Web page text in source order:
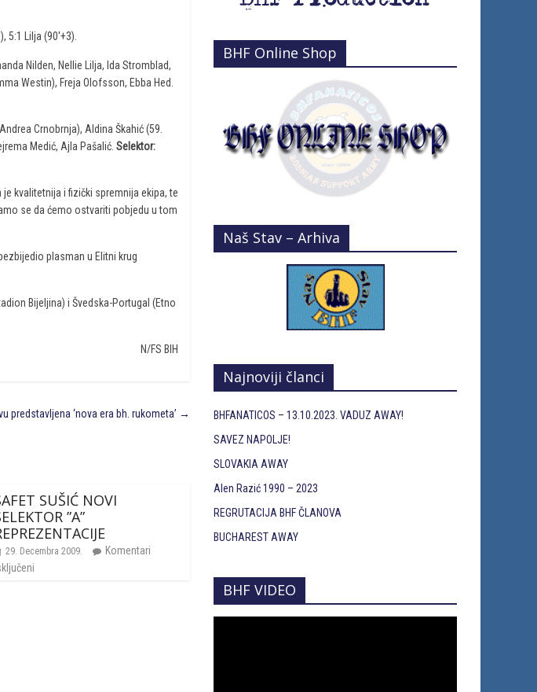
5:1 Lilja (90'+3).
Nilden, Nellie Lilja, Ida Stromblad,
Westin), Freja Olofsson, Ebba Hed.
Crnobrnja), Aldina Škahić (59.
Medić, Ajla Pašalić. Selektor:
kvalitetnija i fizički spremnija ekipa, te
se da ćemo ostvariti pobjedu u tom
plasman u Elitni krug
Bijeljina) i Švedska-Portugal (Etno
N/FS BIH
predstavljena ‘nova era bh. rukometa’ →
SUŠIĆ NOVI
”A”
29. Decembra 2009.
Komentari
BHF Online Shop
Naš Stav – Arhiva
Najnoviji članci
BHFANATICOS – 13.10.2023. VADUZ AWAY!
SAVEZ NAPOLJE!
SLOVAKIA AWAY
Alen Razić 1990 – 2023
REGRUTACIJA BHF ČLANOVA
BUCHAREST AWAY
BHF VIDEO